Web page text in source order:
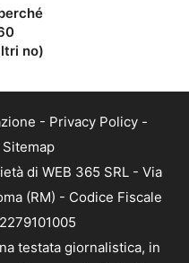
no)
- Privacy Policy -
Sitemap
di WEB 365 SRL - Via
(RM) - Codice Fiscale
testata giornalistica, in